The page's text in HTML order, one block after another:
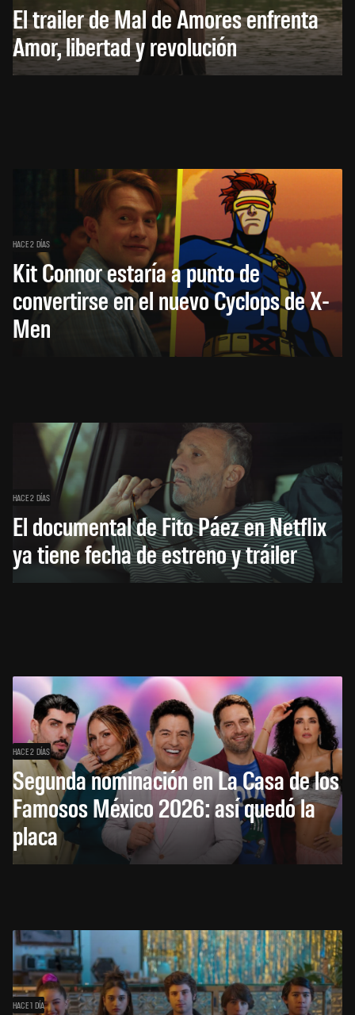
El trailer de Mal de Amores enfrenta
Amor, libertad y revolución
HACE 2 DÍAS
Kit Connor estaría a punto de
convertirse en el nuevo Cyclops de X-
Men
HACE 2 DÍAS
El documental de Fito Páez en Netflix
ya tiene fecha de estreno y tráiler
HACE 2 DÍAS
Segunda nominación en La Casa de los
Famosos México 2026: así quedó la
placa
HACE 1 DÍA